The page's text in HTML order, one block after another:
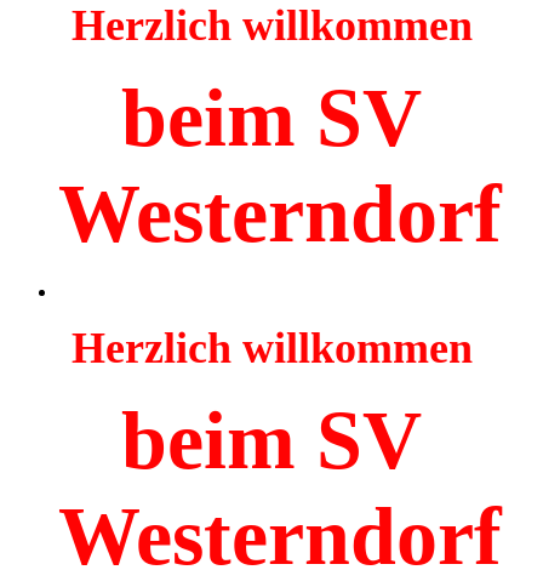
Herzlich willkommen
beim SV
Westerndorf
Herzlich willkommen
beim SV
Westerndorf